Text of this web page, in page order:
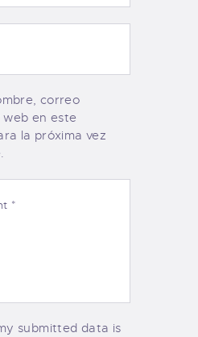
correo
en este
la próxima vez
submitted data is